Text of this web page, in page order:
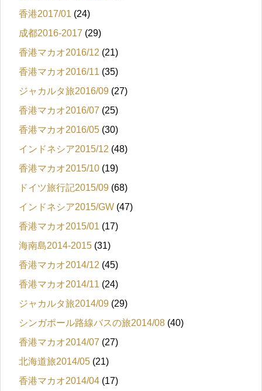
香港2017/01 (24)
成都2016-2017 (29)
香港マカオ2016/12 (21)
香港マカオ2016/11 (35)
ジャカルタ旅2016/09 (27)
香港マカオ2016/07 (25)
香港マカオ2016/05 (30)
インドネシア2015/12 (48)
香港マカオ2015/10 (19)
ドイツ旅行記2015/09 (68)
インドネシア2015/GW (47)
香港マカオ2015/01 (17)
海南島2014-2015 (31)
香港マカオ2014/12 (45)
香港マカオ2014/11 (24)
ジャカルタ旅2014/09 (29)
シンガポール路線バスの旅2014/08 (40)
香港マカオ2014/07 (27)
北海道旅2014/05 (21)
香港マカオ2014/04 (17)